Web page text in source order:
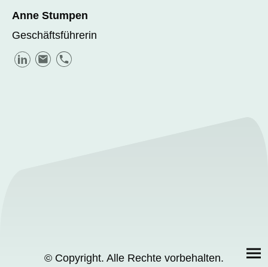
Anne Stumpen
Geschäftsführerin
© Copyright. Alle Rechte vorbehalten.